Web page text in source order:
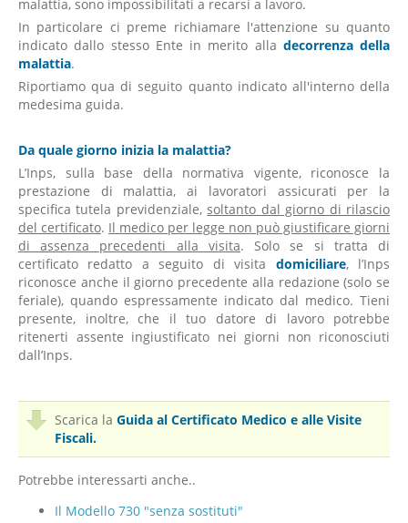
malattia, sono impossibilitati a recarsi a lavoro.
In particolare ci preme richiamare l'attenzione su quanto
indicato dallo stesso Ente in merito alla decorrenza della
malattia.
Riportiamo qua di seguito quanto indicato all'interno della
medesima guida.
Da quale giorno inizia la malattia?
L’Inps, sulla base della normativa vigente, riconosce la
prestazione di malattia, ai lavoratori assicurati per la
specifica tutela previdenziale,soltanto dal giorno di rilascio
del certificato. Il medico per legge non può giustificare giorni
di assenza precedenti alla visita. Solo se si tratta di
certificato redatto a seguito di visita domiciliare, l’Inps
riconosce anche il giorno precedente alla redazione (solo se
feriale), quando espressamente indicato dal medico. Tieni
presente, inoltre, che il tuo datore di lavoro potrebbe
ritenerti assente ingiustificato nei giorni non riconosciuti
dall’Inps.
Scarica la Guida al Certificato Medico e alle Visite
Fiscali.
Potrebbe interessarti anche..
Il Modello 730 "senza sostituti"